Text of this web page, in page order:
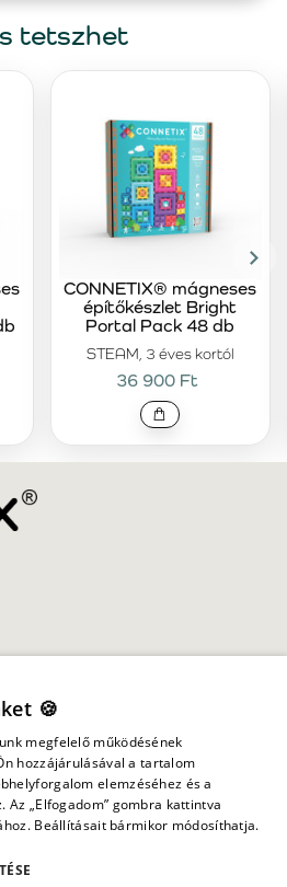
tetszhet
STEAM, 3 éves kortól
CONNETIX® mágneses
építőkészlet Bright
Portal Pack 48 db
36 900 Ft
©
🍪
megfelelő működésének
hozzájárulásával a tartalom
elemzéséhez és a
„Elfogadom” gombra kattintva
Beállításait bármikor módosíthatja.